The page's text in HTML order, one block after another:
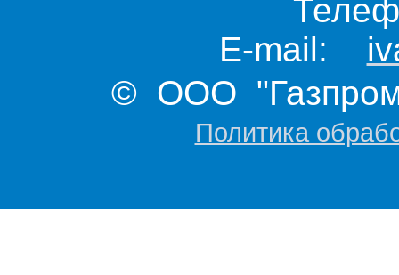
E-mail:
© ООО "Газпром
Политика